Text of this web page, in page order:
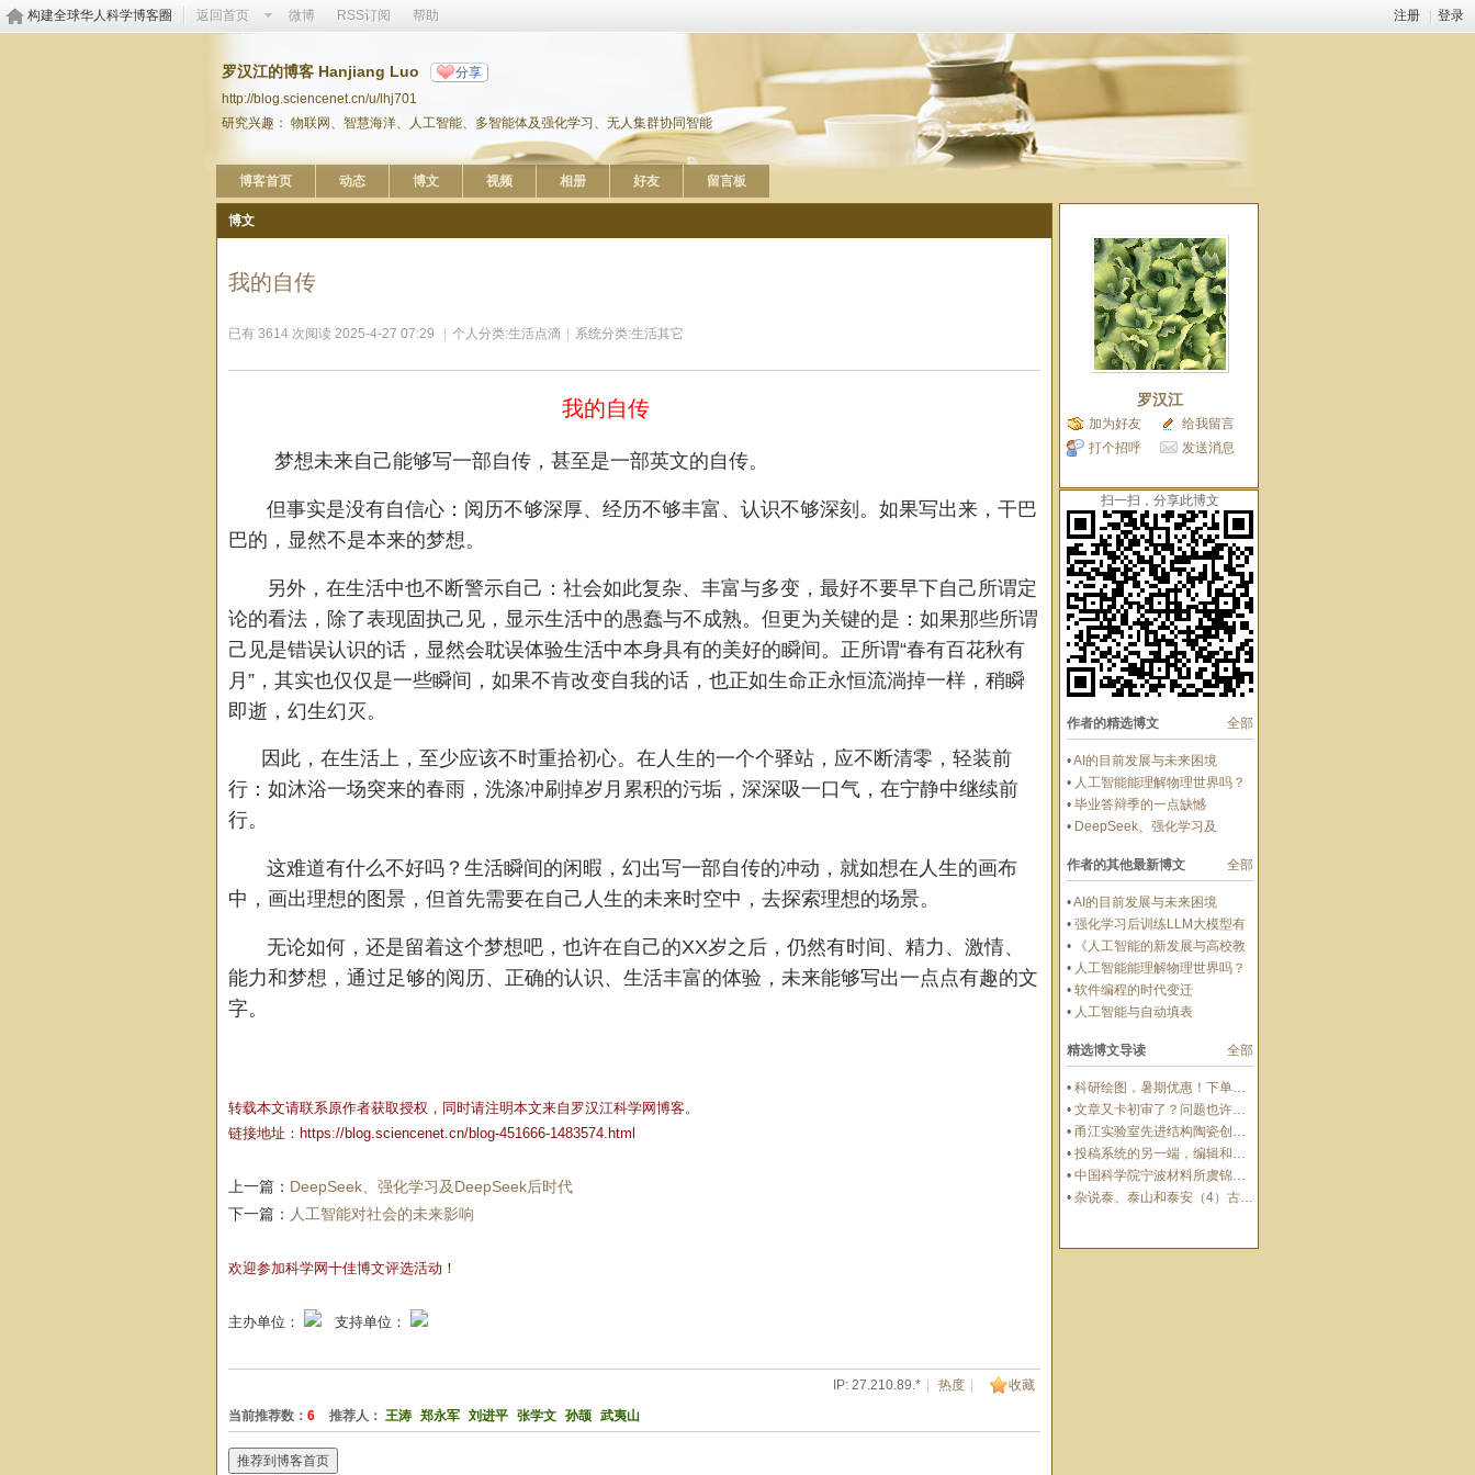
注册 登录
构建全球华人科学博客圈 返回首页 微博 RSS订阅 帮助
罗汉江的博客 Hanjiang Luo 分享
http://blog.sciencenet.cn/u/lhj701
研究兴趣： 物联网、智慧海洋、人工智能、多智能体及强化学习、无人集群协同智能
博客首页 动态 博文 视频 相册 好友 留言板
博文
我的自传
已有 3614 次阅读 2025-4-27 07:29 个人分类:生活点滴 系统分类:生活其它
我的自传
梦想未来自己能够写一部自传，甚至是一部英文的自传。
但事实是没有自信心：阅历不够深厚、经历不够丰富、认识不够深刻。如果写出来，干巴
巴的，显然不是本来的梦想。
另外，在生活中也不断警示自己：社会如此复杂、丰富与多变，最好不要早下自己所谓定
论的看法，除了表现固执己见，显示生活中的愚蠢与不成熟。但更为关键的是：如果那些所谓
己见是错误认识的话，显然会耽误体验生活中本身具有的美好的瞬间。正所谓“春有百花秋有
月”，其实也仅仅是一些瞬间，如果不肯改变自我的话，也正如生命正永恒流淌掉一样，稍瞬
即逝，幻生幻灭。
因此，在生活上，至少应该不时重拾初心。在人生的一个个驿站，应不断清零，轻装前
行：如沐浴一场突来的春雨，洗涤冲刷掉岁月累积的污垢，深深吸一口气，在宁静中继续前
行。
这难道有什么不好吗？生活瞬间的闲暇，幻出写一部自传的冲动，就如想在人生的画布
中，画出理想的图景，但首先需要在自己人生的未来时空中，去探索理想的场景。
无论如何，还是留着这个梦想吧，也许在自己的XX岁之后，仍然有时间、精力、激情、
能力和梦想，通过足够的阅历、正确的认识、生活丰富的体验，未来能够写出一点点有趣的文
字。
转载本文请联系原作者获取授权，同时请注明本文来自罗汉江科学网博客。
链接地址： https://blog.sciencenet.cn/blog-451666-1483574.html
上一篇： DeepSeek、强化学习及DeepSeek后时代
下一篇： 人工智能对社会的未来影响
欢迎参加科学网十佳博文评选活动！
主办单位： 支持单位：
收藏
IP: 27.210.89.* 热度
当前推荐数： 6 推荐人： 王涛 郑永军 刘进平 张学文 孙颉 武夷山
推荐到博客首页
罗汉江
加为好友
给我留言
打个招呼
发送消息
扫一扫，分享此博文
全部
作者的精选博文
•AI的目前发展与未来困境
• 人工智能能理解物理世界吗？
• 毕业答辩季的一点缺憾
• DeepSeek、强化学习及
全部
作者的其他最新博文
•AI的目前发展与未来困境
• 强化学习后训练LLM大模型有
没有上限？
•
《人工智能的新发展与高校教
师教科研开展》-ppt
• 人工智能能理解物理世界吗？
• 软件编程的时代变迁
• 人工智能与自动填表
全部
精选博文导读
• 科研绘图，暑期优惠！下单立减500元
• 文章又卡初审了？问题也许在Cover Letter上，这份写作指南+模板拿好！
• 甬江实验室先进结构陶瓷创新中心团队综述：室温塑性陶瓷的兴起与研究进展
• 投稿系统的另一端，编辑和审稿人到底在做什么？丨Wiley暑期线上学习营
• 中国科学院宁波材料所虞锦洪: 界面工程实现兼具超高热导率和透波性能的柔性复合薄膜
• 杂说泰、泰山和泰安（4）古今泰安